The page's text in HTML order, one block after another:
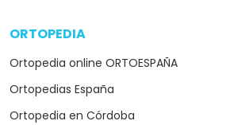
ORTOPEDIA
Ortopedia online ORTOESPAÑA
Ortopedias España
Ortopedia en Córdoba